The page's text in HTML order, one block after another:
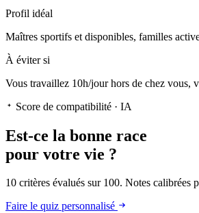
Profil idéal
Maîtres sportifs et disponibles, familles
À éviter si
Vous travaillez 10h/jour hors de chez vous,
Score de compatibilité · IA
Est-ce la bonne race
pour votre vie ?
10 critères évalués sur 100. Notes calibrées
Faire le quiz personnalisé